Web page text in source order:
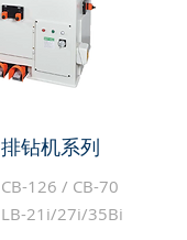
排钻机系列
CB-126 / CB-70
LB-21i/27i/35Bi